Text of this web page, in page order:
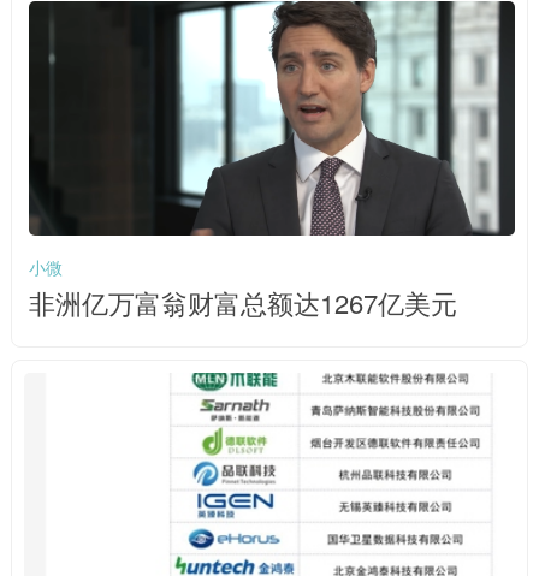
小微
非洲亿万富翁财富总额达1267亿美元